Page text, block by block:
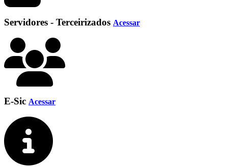
Servidores - Terceirizados Acessar
E-Sic Acessar